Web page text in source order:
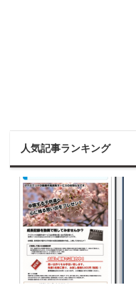
人気記事ランキング